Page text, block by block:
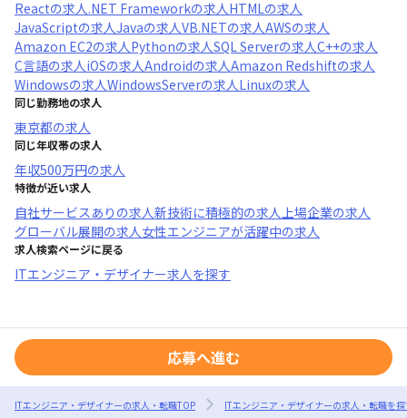
Reactの求人.NET Frameworkの求人HTMLの求人
JavaScriptの求人Javaの求人VB.NETの求人AWSの求人
Amazon EC2の求人Pythonの求人SQL Serverの求人C++の求人
C言語の求人iOSの求人Androidの求人Amazon Redshiftの求人
Windowsの求人WindowsServerの求人Linuxの求人
同じ勤務地の求人
東京都の求人
同じ年収帯の求人
年収500万円の求人
特徴が近い求人
自社サービスあり の求人新技術に積極的の求人上場企業の求人
グローバル展開の求人女性エンジニアが活躍中の求人
求人検索ページに戻る
ITエンジニア・デザイナー求人を探す
応募へ進む
ITエンジニア・デザイナーの求人・転職TOP ITエンジニア・デザイナーの求人・転職を